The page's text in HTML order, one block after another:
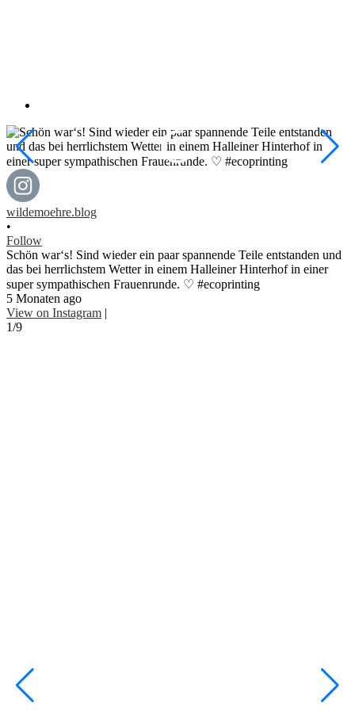
wildemoehre.blog
•
Follow
Schön war‘s! Sind wieder ein paar spannende Teile entstanden und
das bei herrlichstem Wetter in einem Halleiner Hinterhof in einer
super sympathischen Frauenrunde. ♡ #ecoprinting
5 Monaten ago
View on Instagram |
1/9